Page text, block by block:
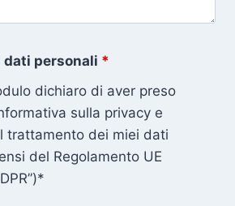
personali *
dichiaro di aver preso
sulla privacy e
trattamento dei miei dati
del Regolamento UE